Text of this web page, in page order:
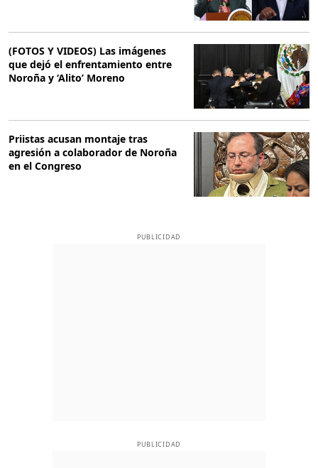
(FOTOS Y VIDEOS) Las imágenes
que dejó el enfrentamiento entre
Noroña y ‘Alito’ Moreno
Priistas acusan montaje tras
agresión a colaborador de Noroña
en el Congreso
PUBLICIDAD
PUBLICIDAD